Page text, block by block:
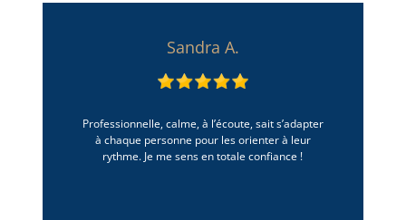
Sandra A.
Professionnelle, calme, à l’écoute, sait s’adapter
à chaque personne pour les orienter à leur
rythme. Je me sens en totale confiance !